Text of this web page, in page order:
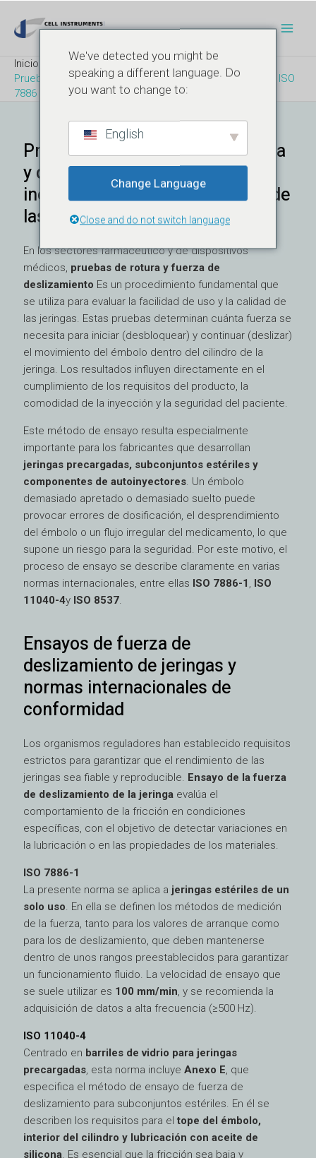
contenido
Inicio
Blog
Pruebas de rotura y fuerza de deslizamiento del papel: ISO
7886 y evaluación con jeringa
Pruebas de resistencia a la rotura
y de fuerza de deslizamiento: un
indicador clave del rendimiento de
las jeringas
En los sectores farmacéutico y de dispositivos
médicos, pruebas de rotura y fuerza de
deslizamiento Es un procedimiento fundamental que
se utiliza para evaluar la facilidad de uso y la calidad de
las jeringas. Estas pruebas determinan cuánta fuerza se
necesita para iniciar (desbloquear) y continuar (deslizar)
el movimiento del émbolo dentro del cilindro de la
jeringa. Los resultados influyen directamente en el
cumplimiento de los requisitos del producto, la
comodidad de la inyección y la seguridad del paciente.
Este método de ensayo resulta especialmente
importante para los fabricantes que desarrollan
jeringas precargadas, subconjuntos estériles y
componentes de autoinyectores. Un émbolo
demasiado apretado o demasiado suelto puede
provocar errores de dosificación, el desprendimiento
del émbolo o un flujo irregular del medicamento, lo que
supone un riesgo para la seguridad. Por este motivo, el
proceso de ensayo se describe claramente en varias
normas internacionales, entre ellas ISO 7886-1 , ISO
11040-4y ISO 8537.
Ensayos de fuerza de
deslizamiento de jeringas y
normas internacionales de
conformidad
Los organismos reguladores han establecido requisitos
estrictos para garantizar que el rendimiento de las
jeringas sea fiable y reproducible. Ensayo de la fuerza
de deslizamiento de la jeringa evalúa el
comportamiento de la fricción en condiciones
específicas, con el objetivo de detectar variaciones en
la lubricación o en las propiedades de los materiales.
ISO 7886-1
La presente norma se aplica a jeringas estériles de un
solo uso. En ella se definen los métodos de medición
de la fuerza, tanto para los valores de arranque como
para los de deslizamiento, que deben mantenerse
dentro de unos rangos preestablecidos para garantizar
un funcionamiento fluido. La velocidad de ensayo que
se suele utilizar es 100 mm/min, y se recomienda la
adquisición de datos a alta frecuencia (≥500 Hz).
ISO 11040-4
Centrado en barriles de vidrio para jeringas
precargadas, esta norma incluyeAnexo E, que
especifica el método de ensayo de fuerza de
deslizamiento para subconjuntos estériles. En él se
describen los requisitos para eltope del émbolo,
interior del cilindro y lubricación con aceite de
silicona. Es esencial que la fricción sea baja y
de
We've detected you might be
speaking a different language. Do
you want to change to:
English
Change Language
Close and do not switch language